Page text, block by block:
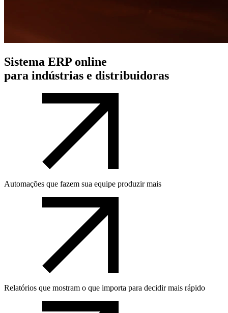
Sistema ERP online
para indústrias e distribuidoras
Automações que fazem sua equipe produzir mais
Relatórios que mostram o que importa para decidir mais rápido